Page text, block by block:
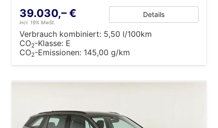
39.030,– €
incl. 19% MwSt.
Details
Verbrauch kombiniert: 5,50 l/100km
CO2-Klasse: E
CO2-Emissionen: 145,00 g/km